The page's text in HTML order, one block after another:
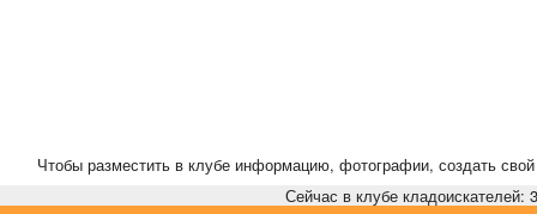
Чтобы разместить в клубе информацию, фотографии, создать свой
Сейчас в клубе кладоискателей: